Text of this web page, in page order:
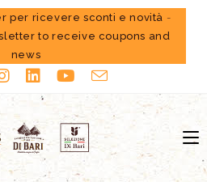
per ricevere sconti e novità -
to receive coupons and
news